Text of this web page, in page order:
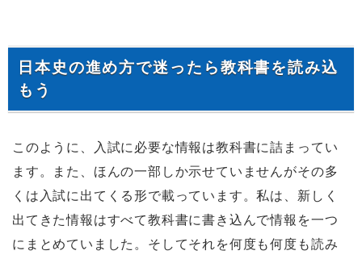
日本史の進め方で迷ったら教科書を読み込
もう
このように、入試に必要な情報は教科書に詰まってい
ます。また、ほんの一部しか示せていませんがその多
くは入試に出てくる形で載っています。私は、新しく
出てきた情報はすべて教科書に書き込んで情報を一つ
にまとめていました。そしてそれを何度も何度も読み